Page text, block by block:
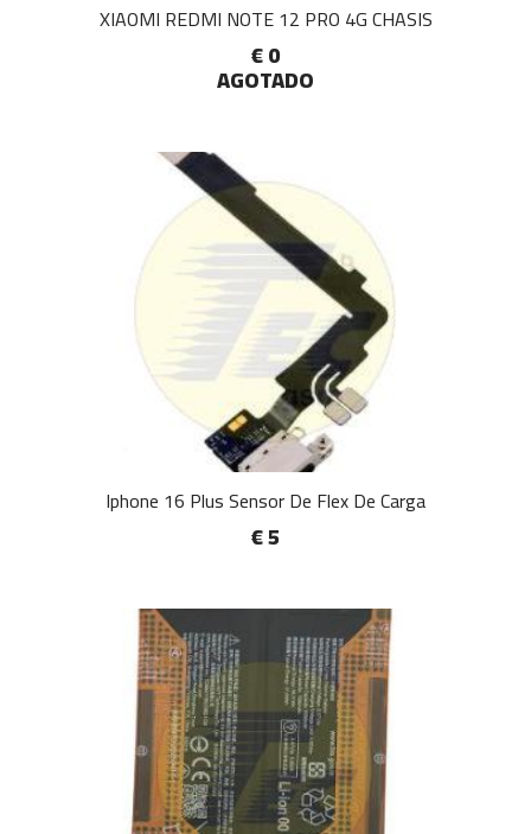
XIAOMI REDMI NOTE 12 PRO 4G CHASIS
€ 0
AGOTADO
Iphone 16 Plus Sensor De Flex De Carga
€ 5